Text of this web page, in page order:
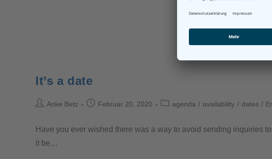
It’s a date
Anke Betz Februar 20, 2020 agenda / availability / dates /
Have you ever wished there was a way to avoid sending inquiries
it be…